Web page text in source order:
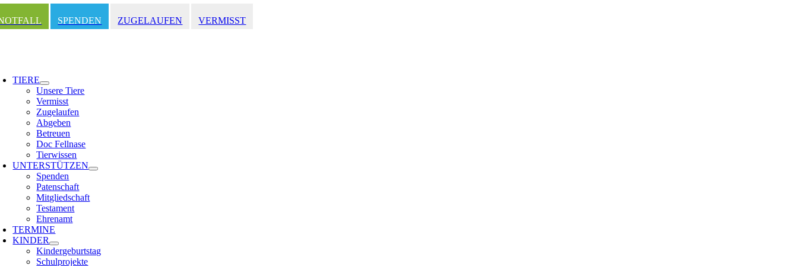
Inhalt
springen
SPENDEN ZUGELAUFEN VERMISST
TIERE
Unsere Tiere
Vermisst
Zugelaufen
Abgeben
Betreuen
Doc Fellnase
Tierwissen
UNTERSTÜTZEN
Spenden
Patenschaft
Mitgliedschaft
Testament
Ehrenamt
TERMINE
KINDER
Kindergeburtstag
Schulprojekte